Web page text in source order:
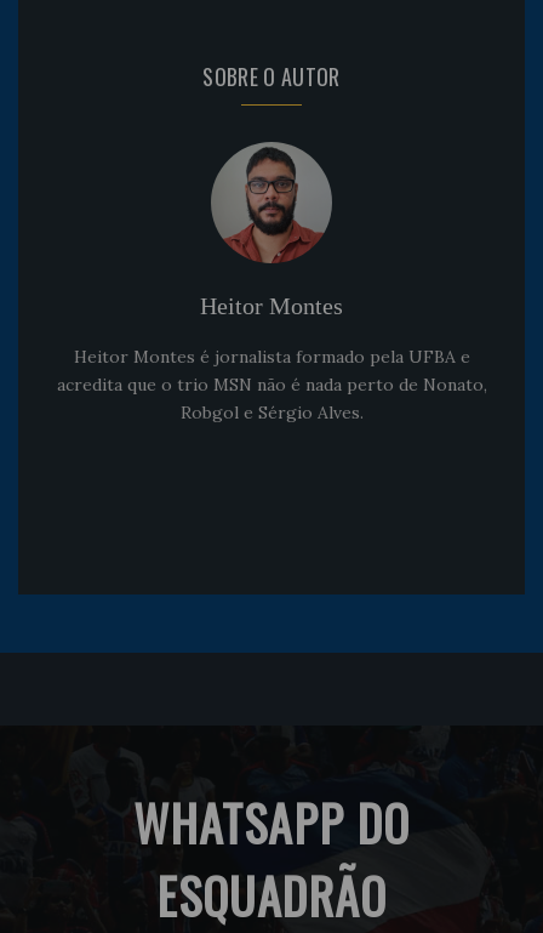
SOBRE O AUTOR
Heitor Montes
Heitor Montes é jornalista formado pela UFBA e
acredita que o trio MSN não é nada perto de Nonato,
Robgol e Sérgio Alves.
WHATSAPP DO
ESQUADRÃO